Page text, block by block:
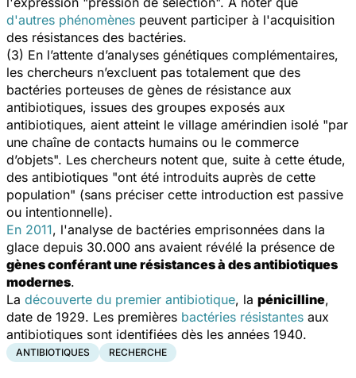
d'autres phénomènes peuvent participer à l'acquisition
des résistances des bactéries.
(3) En l’attente d’analyses génétiques complémentaires,
les chercheurs n’excluent pas totalement que des
bactéries porteuses de gènes de résistance aux
antibiotiques, issues des groupes exposés aux
antibiotiques, aient atteint le village amérindien isolé "par
une chaîne de contacts humains ou le commerce
d’objets". Les chercheurs notent que, suite à cette étude,
des antibiotiques "ont été introduits auprès de cette
population" (sans préciser cette introduction est passive
ou intentionnelle).
En 2011, l'analyse de bactéries emprisonnées dans la
glace depuis 30.000 ans avaient révélé la présence de
gènes conférant une résistances à des antibiotiques
modernes.
La découverte du premier antibiotique, la pénicilline,
date de 1929. Les premières bactéries résistantes aux
antibiotiques sont identifiées dès les années 1940.
ANTIBIOTIQUES RECHERCHE